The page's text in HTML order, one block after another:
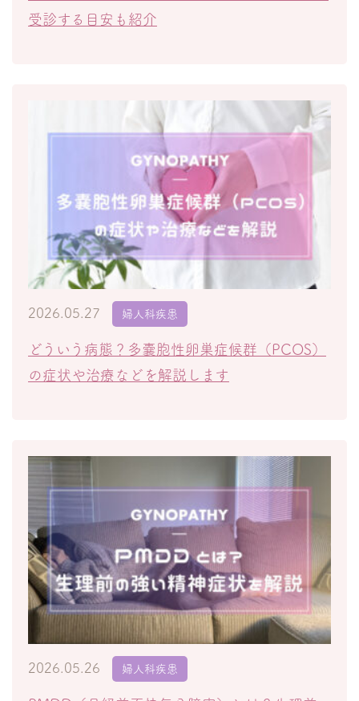
受診する目安も紹介
2026.05.27 婦人科疾患
どういう病態？多嚢胞性卵巣症候群（PCOS）
の症状や治療などを解説します
2026.05.26 婦人科疾患